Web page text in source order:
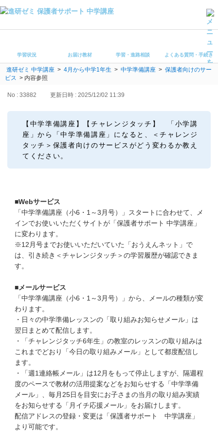
学習・進路相談
よくある質問・手続き
受講ルール
保護者サポート中学講座 トップ
登録情報の変更・各種お手続き
会員ページへログイン
お客様サポート(手続き・照会)
カテゴリーから探す
お問い合わせ窓口
他の講座のよくある質問・手続きはこちら
進研ゼミ 小学講座
進研ゼミ 中学講座 中高一貫
進研ゼミ 高校講座
会員サイトはこちら
学習状況 お届け教材 学習・進路相談 よくある質問・手続き
進研ゼミ 中学講座 > 4月から中学1年生 > 中学準備講座 > 保護者向けのサー
ビス > 内容参照
No : 33882 更新日時 : 2025/12/02 11:39
【中学準備講座】【チャレンジタッチ】 「小学講
座」から「中学準備講座」になると、＜チャレンジ
タッチ＞保護者向けのサービスがどう変わるか教え
てください。
■Webサービス
「中学準備講座（小6・1～3月号）」スタートに合わせて、メ
インでお使いいただくサイトが「保護者サポート 中学講座」
に変わります。
※12月号までお使いいただいていた「おうえんネット」で
は、引き続き＜チャレンジタッチ＞の学習履歴が確認できま
す。
■メールサービス
「中学準備講座（小6・1～3月号）」から、メールの種類が変
わります。
・日々の中学準備レッスンの「取り組みお知らせメール」は
翌日まとめて配信します。
・「チャレンジタッチ6年生」の教室のレッスンの取り組みは
これまでどおり「今日の取り組みメール」として都度配信し
ます。
・「週1連絡帳メール」は12月をもって停止しますが、隔週程
度のペースで教材の活用提案などをお知らせする「中学準備
メール」、毎月25日を目安にお子さまの当月の取り組み実績
をお知らせする「月イチ応援メール」をお届けします。
配信アドレスの登録・変更は「保護者サポート 中学講座」
より可能です。